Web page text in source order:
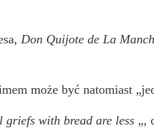
Don Quijote de La
może być natomiast
griefs with bread are less „,